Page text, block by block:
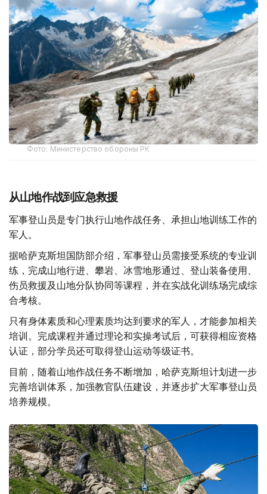
Фото: Министерство обороны РК
从山地作战到应急救援
军事登山员是专门执行山地作战任务、承担山地训练工作的
军人。
据哈萨克斯坦国防部介绍，军事登山员需接受系统的专业训
练，完成山地行进、攀岩、冰雪地形通过、登山装备使用、
伤员救援及山地分队协同等课程，并在实战化训练场完成综
合考核。
只有身体素质和心理素质均达到要求的军人，才能参加相关
培训。完成课程并通过理论和实操考试后，可获得相应资格
认证，部分学员还可取得登山运动等级证书。
目前，随着山地作战任务不断增加，哈萨克斯坦计划进一步
完善培训体系，加强教官队伍建设，并逐步扩大军事登山员
培养规模。